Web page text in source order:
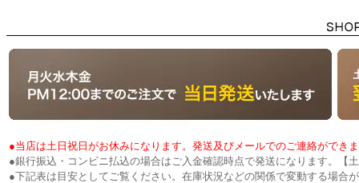
●当店は土日祝日がお休みになります。発送及びメールでのご連絡ができ
●銀行振込・コンビニ払込の場合はご入金確認時点で発送になります。【
●下記表は目安としてご覧ください。在庫状況などの関係で変動する場合